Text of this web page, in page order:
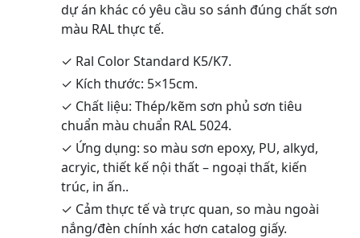
dự án khác có yêu cầu so sánh đúng chất sơn
màu RAL thực tế.
✓ Ral Color Standard K5/K7.
✓ Kích thước: 5×15cm.
✓ Chất liệu: Thép/kẽm sơn phủ sơn tiêu
chuẩn màu chuẩn RAL 5024.
✓ Ứng dụng: so màu sơn epoxy, PU, alkyd,
acryic, thiết kế nội thất – ngoại thất, kiến
trúc, in ấn..
✓ Cảm thực tế và trực quan, so màu ngoài
nắng/đèn chính xác hơn catalog giấy.